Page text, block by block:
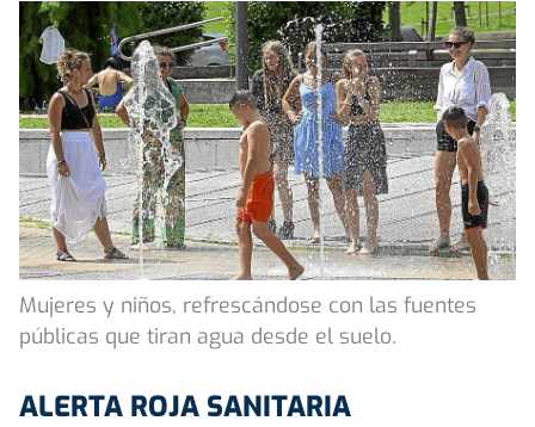
Mujeres y niños, refrescándose con las fuentes
públicas que tiran agua desde el suelo.
ALERTA ROJA SANITARIA